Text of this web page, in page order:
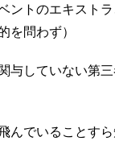
ントのエキスト
を問わず）
与していない第
んでいることす